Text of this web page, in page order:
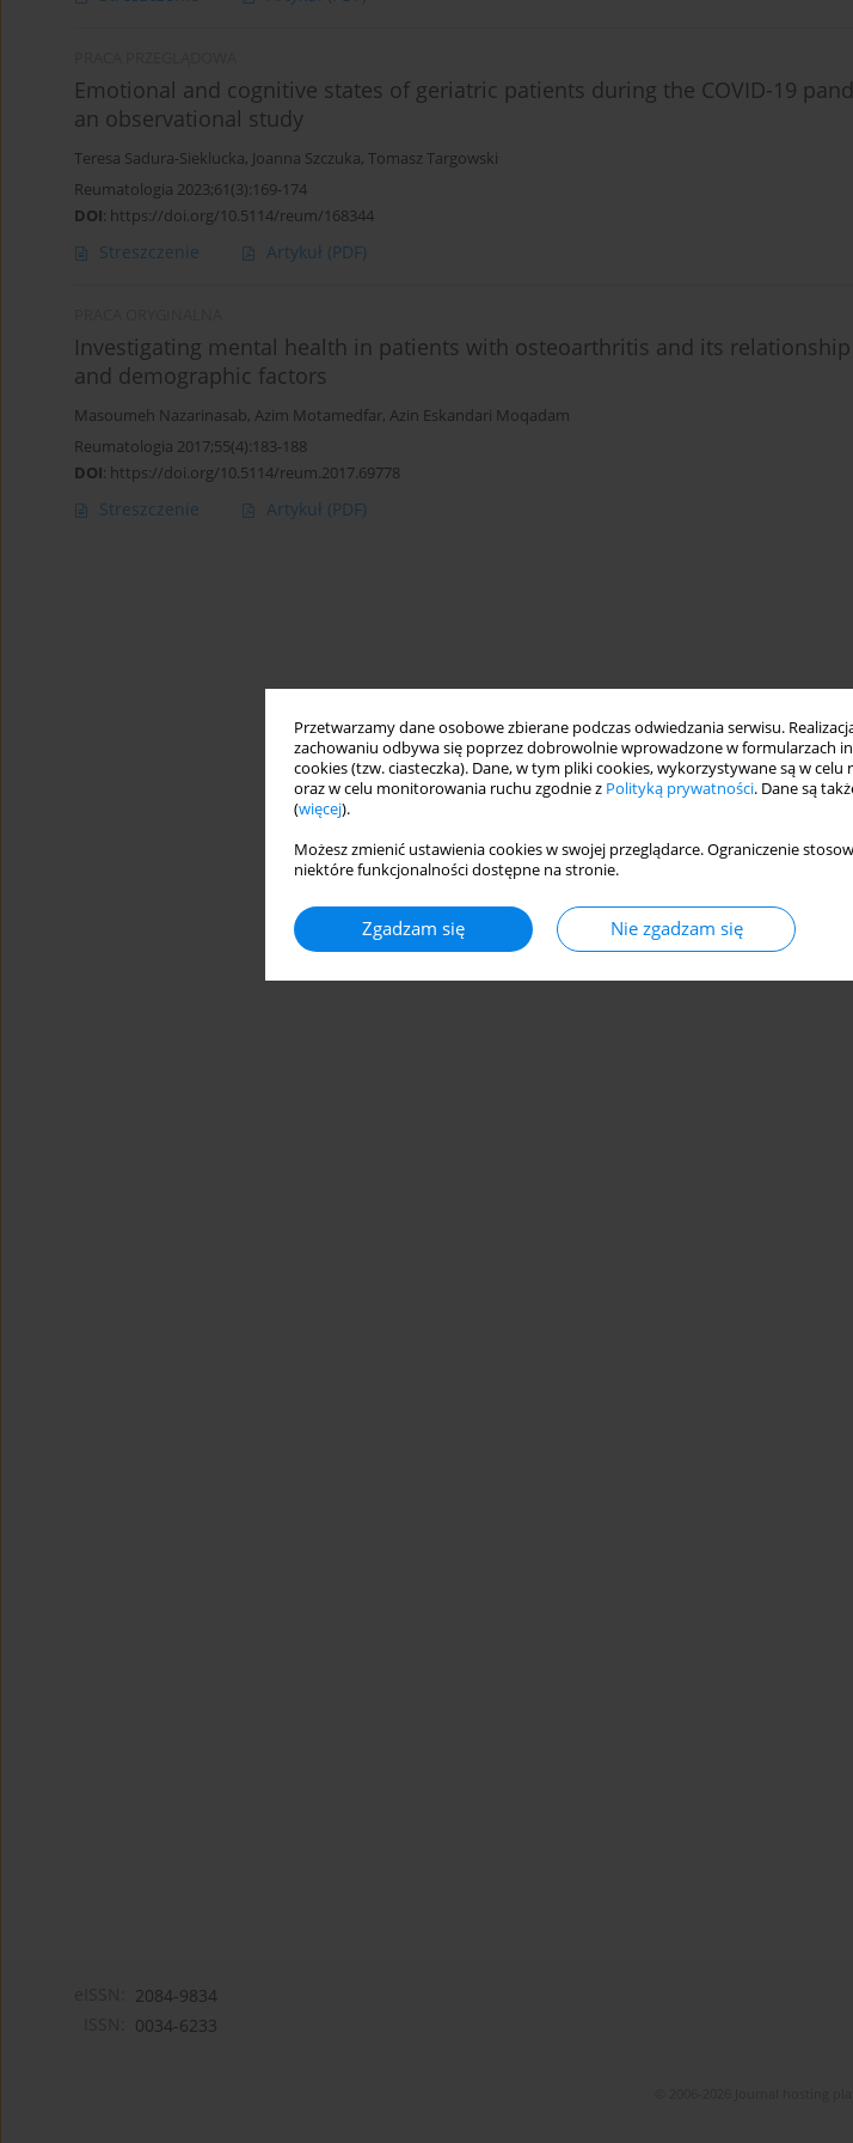
Przetwarzamy dane osobowe zbierane podczas odwiedzania serwisu.
zachowaniu odbywa się poprzez dobrowolnie wprowadzone w formularzach
cookies (tzw. ciasteczka). Dane, w tym pliki cookies, wykorzystywane są w
oraz w celu monitorowania ruchu zgodnie z Polityką prywatności. Dane są
(więcej).
Możesz zmienić ustawienia cookies w swojej przeglądarce. Ograniczenie
niektóre funkcjonalności dostępne na stronie.
Zgadzam się Nie zgadzam się
Emotional and cognitive states of geriatric patients during the COVID-19
an observational study
Teresa Sadura-Sieklucka, Joanna Szczuka, Tomasz Targowski
Reumatologia 2023;61(3):169-174
DOI: https://doi.org/10.5114/reum/168344
Streszczenie Artykuł (PDF)
Investigating mental health in patients with osteoarthritis and its
and demographic factors
Masoumeh Nazarinasab, Azim Motamedfar, Azin Eskandari Moqadam
Reumatologia 2017;55(4):183-188
DOI: https://doi.org/10.5114/reum.2017.69778
Streszczenie Artykuł (PDF)
2084-9834
0034-6233